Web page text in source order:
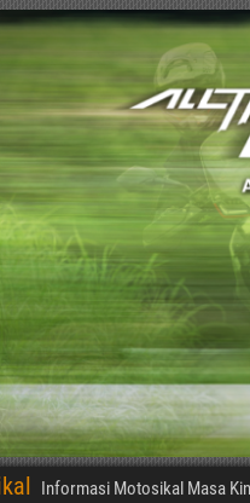
Informasi Motosikal Masa